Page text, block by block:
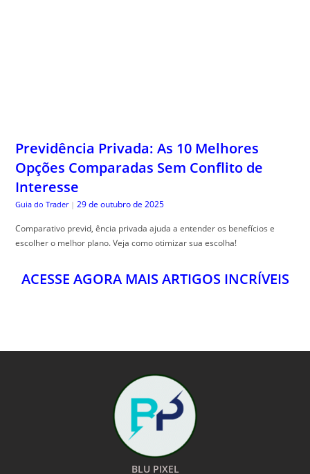
Previdência Privada: As 10 Melhores
Opções Comparadas Sem Conflito de
Interesse
Guia do Trader | 29 de outubro de 2025
Comparativo previd, ência privada ajuda a entender os benefícios e
escolher o melhor plano. Veja como otimizar sua escolha!
ACESSE AGORA MAIS ARTIGOS INCRÍVEIS
BLU PIXEL